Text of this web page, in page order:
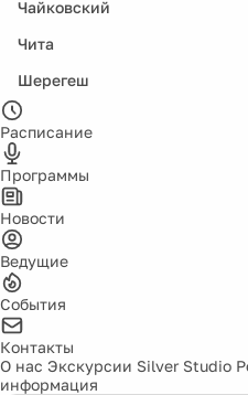
Чайковский
Чита
Шерегеш
Расписание
Программы
Новости
Ведущие
События
Контакты
О нас Экскурсии Silver Studio
информация